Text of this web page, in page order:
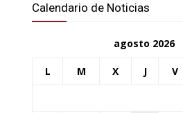
Calendario de Noticias
agosto 2026
L M X J V